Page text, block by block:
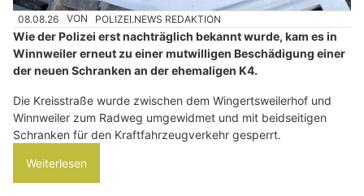
08.08.26 VON POLIZEI.NEWS REDAKTION
Wie der Polizei erst nachträglich bekannt wurde, kam es in
Winnweiler erneut zu einer mutwilligen Beschädigung einer
der neuen Schranken an der ehemaligen K4.
Die Kreisstraße wurde zwischen dem Wingertsweilerhof und
Winnweiler zum Radweg umgewidmet und mit beidseitigen
Schranken für den Kraftfahrzeugverkehr gesperrt.
Weiterlesen